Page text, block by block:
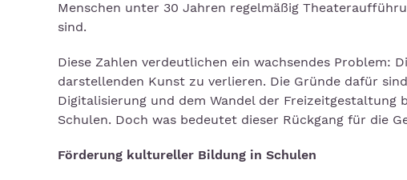
Menschen unter 30 Jahren regelmäßig
sind.
Diese Zahlen verdeutlichen ein wachsendes Problem:
darstellenden Kunst zu verlieren. Die Gründe dafür
Digitalisierung und dem Wandel der
Schulen. Doch was bedeutet dieser Rückgang für die
Förderung kultureller Bildung in Schulen